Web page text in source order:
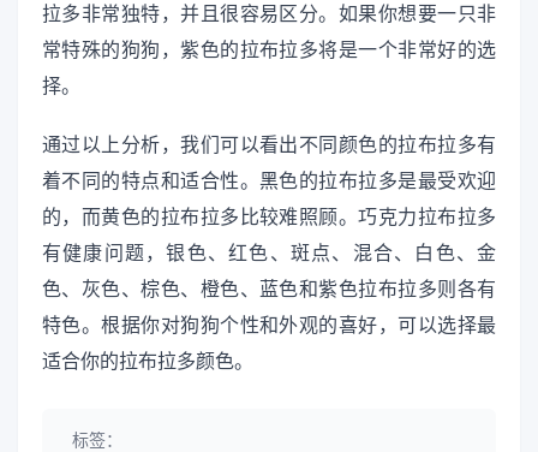
拉多非常独特，并且很容易区分。如果你想要一只非
常特殊的狗狗，紫色的拉布拉多将是一个非常好的选
择。
通过以上分析，我们可以看出不同颜色的拉布拉多有
着不同的特点和适合性。黑色的拉布拉多是最受欢迎
的，而黄色的拉布拉多比较难照顾。巧克力拉布拉多
有健康问题，银色、红色、斑点、混合、白色、金
色、灰色、棕色、橙色、蓝色和紫色拉布拉多则各有
特色。根据你对狗狗个性和外观的喜好，可以选择最
适合你的拉布拉多颜色。
标签：